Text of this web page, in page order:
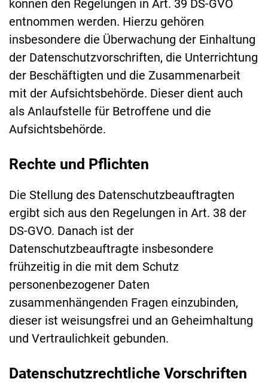
können den Regelungen in Art. 39 DS-GVO
entnommen werden. Hierzu gehören
insbesondere die Überwachung der Einhaltung
der Datenschutzvorschriften, die Unterrichtung
der Beschäftigten und die Zusammenarbeit
mit der Aufsichtsbehörde. Dieser dient auch
als Anlaufstelle für Betroffene und die
Aufsichtsbehörde.
Rechte und Pflichten
Die Stellung des Datenschutzbeauftragten
ergibt sich aus den Regelungen in Art. 38 der
DS-GVO. Danach ist der
Datenschutzbeauftragte insbesondere
frühzeitig in die mit dem Schutz
personenbezogener Daten
zusammenhängenden Fragen einzubinden,
dieser ist weisungsfrei und an Geheimhaltung
und Vertraulichkeit gebunden.
Datenschutzrechtliche Vorschriften